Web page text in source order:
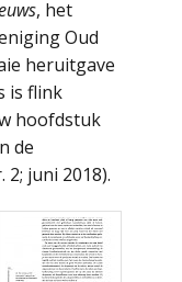
, het
Oud
heruitgave
is flink
hoofdstuk
de
juni 2018).